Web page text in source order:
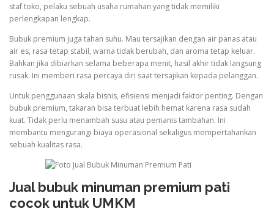
staf toko, pelaku sebuah usaha rumahan yang tidak memiliki
perlengkapan lengkap.
Bubuk premium juga tahan suhu. Mau tersajikan dengan air panas atau
air es, rasa tetap stabil, warna tidak berubah, dan aroma tetap keluar.
Bahkan jika dibiarkan selama beberapa menit, hasil akhir tidak langsung
rusak. Ini memberi rasa percaya diri saat tersajikan kepada pelanggan.
Untuk penggunaan skala bisnis, efisiensi menjadi faktor penting. Dengan
bubuk premium, takaran bisa terbuat lebih hemat karena rasa sudah
kuat. Tidak perlu menambah susu atau pemanis tambahan. Ini
membantu mengurangi biaya operasional sekaligus mempertahankan
sebuah kualitas rasa.
Jual bubuk minuman premium pati
cocok untuk UMKM